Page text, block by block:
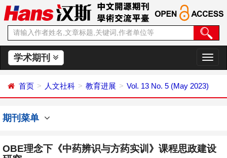
学术期刊
切
换
航
首页 人文社科 教育进展 Vol. 13 No. 5 (May 2023)
期刊菜单
OBE理念下《中药辨识与方药实训》课程思政建设